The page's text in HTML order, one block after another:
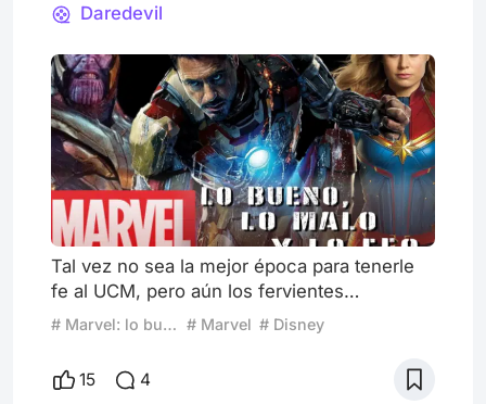
Daredevil
Tal vez no sea la mejor época para tenerle
fe al UCM, pero aún los fervientes
creyentes de la Fase 1 y 2 (y algún defensor
venida de las buenas historias en Marvel
Studios. ¿Llegará nuevamente el día donde
# Marvel: lo bueno, lo malo y lo feo # Marvel # Disney
15 4